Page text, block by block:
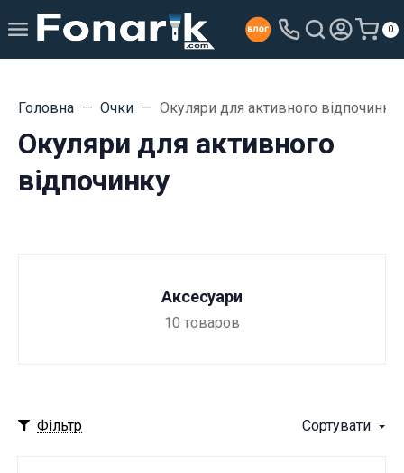
0
Головна Очки Окуляри для активного відпочинку
Окуляри для активного
відпочинку
Аксесуари
10 товаров
Фільтр Сортувати